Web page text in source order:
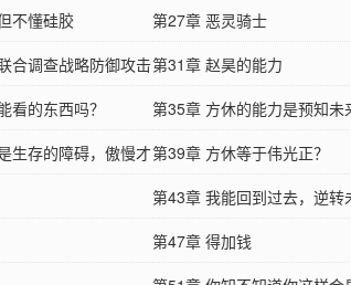
不懂硅胶 第27章 恶灵骑士
合调查战略防御攻击第31章 赵昊的能力
看的东西吗？ 第35章 方休的能力是预知未
生存的障碍，傲慢才第39章 方休等于伟光正？
第43章 我能回到过去，逆转
第47章 得加钱